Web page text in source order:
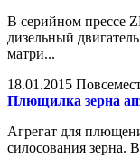
В серийном прессе
дизельный
матри...
18.01.2015
Плющилка зерна
Агрегат для
силосования зерна.